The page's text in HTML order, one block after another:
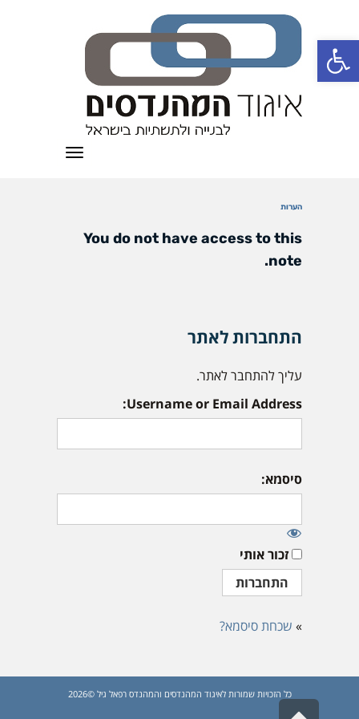
פתח סרגל נגישות
תפריט
הערות
You do not have access to this
note.
התחברות לאתר
עליך להתחבר לאתר.
Username or Email Address:
סיסמא:
זכור אותי
» שכחת סיסמא?
כל הזכויות שמורות לאיגוד המהנדסים והמהנדס רפאל גיל ©2026